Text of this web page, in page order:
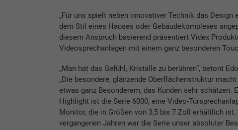
„Für uns spielt neben innovativer Technik das
dem Stil eines Hauses oder Gebäudekomplexes
diesem Anspruch basierend präsentiert Videx
Videosprechanlagen mit einem ganz besonderen
„Man hat das Gefühl, Kristalle zu berühren“, betont
„Die besondere, glänzende Oberflächenstruktur
etwas ganz Besonderem, das Kunden sehr schätzen.
Highlight ist die Serie 6000, eine Video-
Monitor, die in Größen von 3,5 bis 7 Zoll erhältlich ist.
vergangenen Jahren war die Serie unser absoluter